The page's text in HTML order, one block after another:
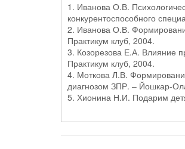
1. Иванова О.В.
конкурентоспособного
2. Иванова О.В.
Практикум клуб, 2004.
3. Козорезова Е.А. Влияние
Практикум клуб, 2004.
4. Моткова Л.В.
диагнозом ЗПР. – Йошкар-
5. Хионина Н.И. Подарим